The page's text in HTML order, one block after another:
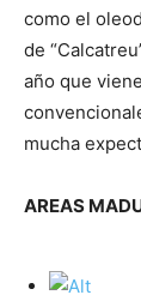
como el
de
año que
mucha
AREAS